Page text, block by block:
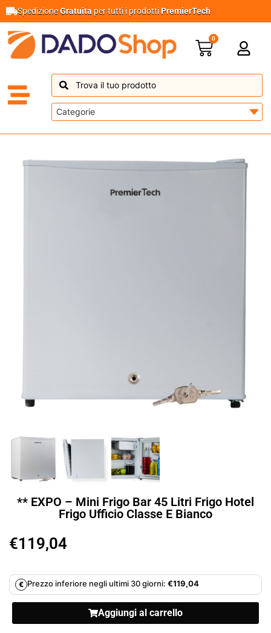
SpedizioneGratuita per tutti i prodottiPremierTech
0
** EXPO – Mini Frigo Bar 45 Litri Frigo Hotel
Frigo Ufficio Classe E Bianco
€119,04
€ Prezzo inferiore negli ultimi 30 giorni: €119,04
Aggiungi al carrello